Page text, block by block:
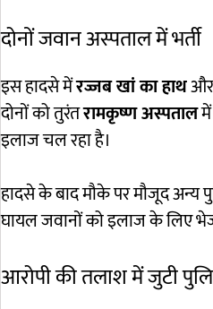
दोनों जवान अस्पताल में भर्ती
इस हादसे मेंरज्जब खां का हाथ
दोनों को तुरंतरामकृष्ण अस्पतालमें
इलाज चल रहा है।
हादसे के बाद मौके पर मौजूद अन्य
घायल जवानों को इलाज के लिए
आरोपी की तलाश में जुटी